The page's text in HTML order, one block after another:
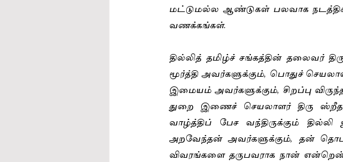
மட்டுமல்ல ஆண்டுகள் பலவாக நடத்திக்
வணக்கங்கள்.
தில்லித் தமிழ்ச் சங்கத்தின் தலைவர்
மூர்த்தி அவர்களுக்கும், பொதுச்
இமையம் அவர்களுக்கும், சிறப்பு
துறை இணைச் செயலாளர் திரு
வாழ்த்திப் பேச வந்திருக்கும்
அறவேந்தன் அவர்களுக்கும், தன்
விவரங்களை தருபவராக நான்